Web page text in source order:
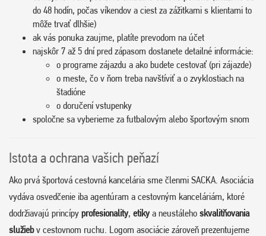
do 48 hodín, počas víkendov a ciest za zážitkami s klientami to
môže trvať dlhšie)
ak vás ponuka zaujme, platíte prevodom na účet
najskôr 7 až 5 dní pred zápasom dostanete detailné informácie:
o programe zájazdu a ako budete cestovať (pri zájazde)
o meste, čo v ňom treba navštíviť a o zvyklostiach na
štadióne
o doručení vstupenky
spoločne sa vyberieme za futbalovým alebo športovým snom
Istota a ochrana vašich peňazí
Ako prvá športová cestovná kancelária sme členmi SACKA. Asociácia
vydáva osvedčenie iba agentúram a cestovným kanceláriám, ktoré
dodržiavajú princípy profesionality, etikya neustáleho skvalitňovania
služiebv cestovnom ruchu. Logom asociácie zároveň prezentujeme